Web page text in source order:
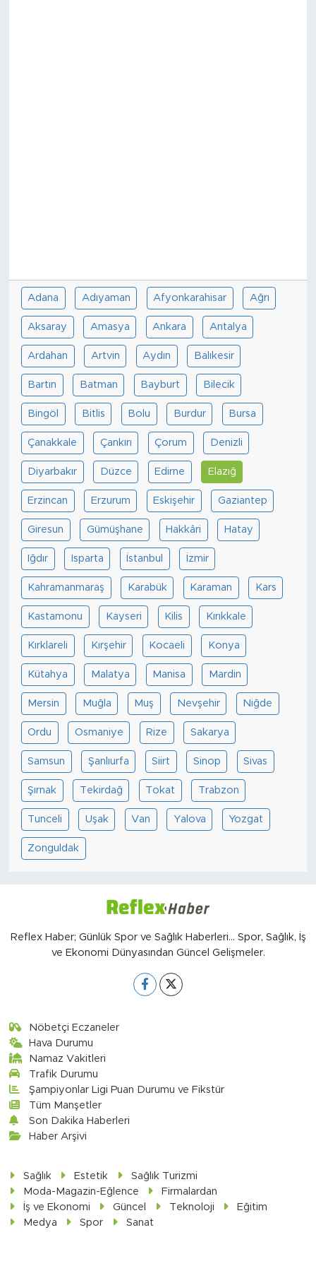
Adana Adıyaman Afyonkarahisar Ağrı
Aksaray Amasya Ankara Antalya
Ardahan Artvin Aydın Balıkesir
Bartın Batman Bayburt Bilecik
Bingöl Bitlis Bolu Burdur Bursa
Çanakkale Çankırı Çorum Denizli
Diyarbakır Düzce Edirne Elazığ
Erzincan Erzurum Eskişehir Gaziantep
Giresun Gümüşhane Hakkâri Hatay
Iğdır Isparta İstanbul İzmir
Kahramanmaraş Karabük Karaman Kars
Kastamonu Kayseri Kilis Kırıkkale
Kırklareli Kırşehir Kocaeli Konya
Kütahya Malatya Manisa Mardin
Mersin Muğla Muş Nevşehir Niğde
Ordu Osmaniye Rize Sakarya
Samsun Şanlıurfa Siirt Sinop Sivas
Şırnak Tekirdağ Tokat Trabzon
Tunceli Uşak Van Yalova Yozgat
Zonguldak
Reflex Haber; Günlük Spor ve Sağlık Haberleri... Spor, Sağlık, İş
ve Ekonomi Dünyasından Güncel Gelişmeler.
Nöbetçi Eczaneler
Hava Durumu
Namaz Vakitleri
Trafik Durumu
Şampiyonlar Ligi Puan Durumu ve Fikstür
Tüm Manşetler
Son Dakika Haberleri
Haber Arşivi
Sağlık Estetik
Sağlık Turizmi
Moda-Magazin-Eğlence
Firmalardan
İş ve Ekonomi
Güncel Teknoloji
Eğitim
Medya
Spor Sanat